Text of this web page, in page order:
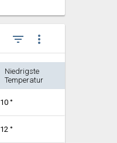
filter_list more_vert
Niedrigste
Temperatur
10 °
12 °